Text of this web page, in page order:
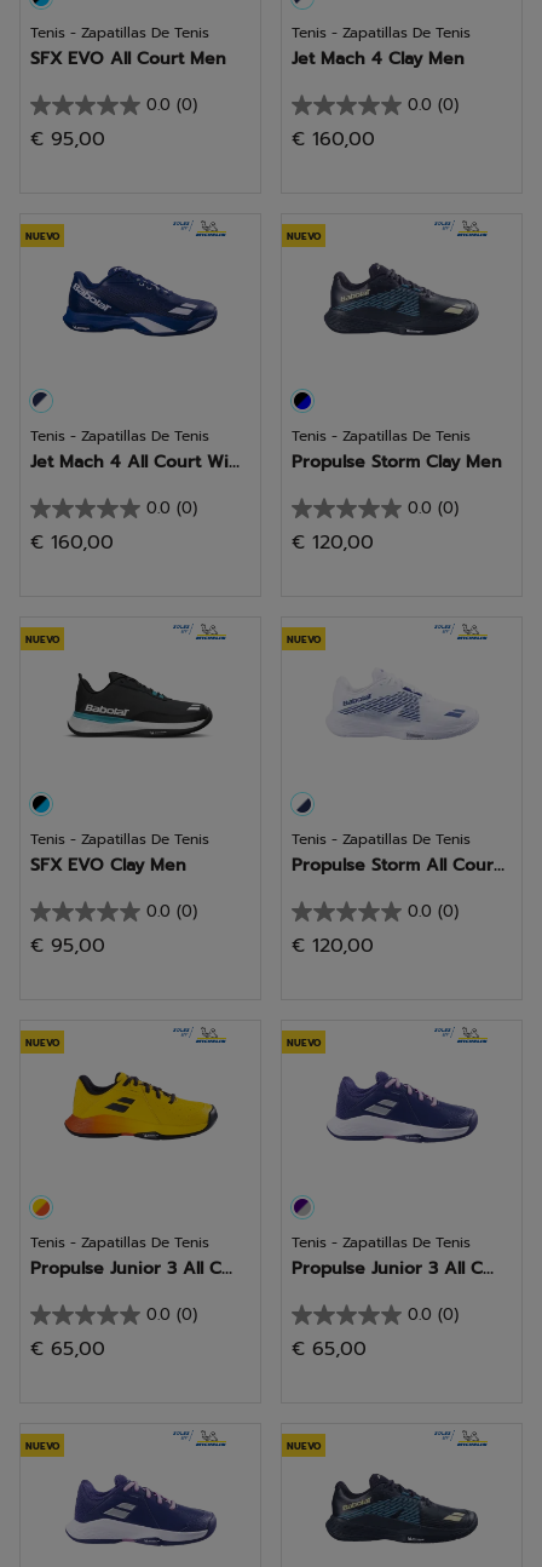
Tenis - Zapatillas De Tenis
SFX EVO All Court Men
0.0 (0)
0.0
de
€ 95,00
Tenis - Zapatillas De Tenis
Jet Mach 4 Clay Men
0.0 (0)
0.0
de
€ 160,00
NUEVO
Tenis - Zapatillas De Tenis
Jet Mach 4 All Court Wi...
0.0 (0)
0.0
de
€ 160,00
NUEVO
Tenis - Zapatillas De Tenis
Propulse Storm Clay Men
0.0 (0)
0.0
de
€ 120,00
NUEVO
Tenis - Zapatillas De Tenis
SFX EVO Clay Men
0.0 (0)
0.0
de
€ 95,00
NUEVO
Tenis - Zapatillas De Tenis
Propulse Storm All Cour...
0.0 (0)
0.0
de
€ 120,00
NUEVO
Tenis - Zapatillas De Tenis
Propulse Junior 3 All C...
0.0 (0)
0.0
de
€ 65,00
NUEVO
Tenis - Zapatillas De Tenis
Propulse Junior 3 All C...
0.0 (0)
0.0
de
€ 65,00
NUEVO NUEVO